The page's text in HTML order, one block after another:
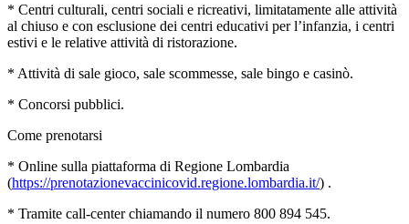
* Centri culturali, centri sociali e ricreativi, limitatamente alle attività
al chiuso e con esclusione dei centri educativi per l’infanzia, i centri
estivi e le relative attività di ristorazione.
* Attività di sale gioco, sale scommesse, sale bingo e casinò.
* Concorsi pubblici.
Come prenotarsi
* Online sulla piattaforma di Regione Lombardia
(https://prenotazionevaccinicovid.regione.lombardia.it/) .
* Tramite call-center chiamando il numero 800 894 545.